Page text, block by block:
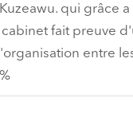
qui grâce
fait preuve
entre